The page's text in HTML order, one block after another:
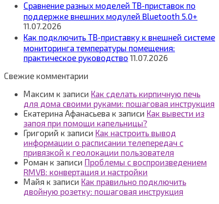
Сравнение разных моделей ТВ‑приставок по
поддержке внешних модулей Bluetooth 5.0+
11.07.2026
Как подключить ТВ‑приставку к внешней системе
мониторинга температуры помещения:
практическое руководство 11.07.2026
Свежие комментарии
Максим к записи Как сделать кирпичную печь
для дома своими руками: пошаговая инструкция
Екатерина Афанасьева к записи Как вывести из
запоя при помощи капельницы?
Григорий к записи Как настроить вывод
информации о расписании телепередач с
привязкой к геолокации пользователя
Роман к записи Проблемы с воспроизведением
RMVB: конвертация и настройки
Майя к записи Как правильно подключить
двойную розетку: пошаговая инструкция